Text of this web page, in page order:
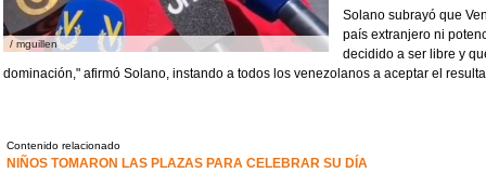
/ mguillen
Solano subrayó que
país extranjero ni
decidido a ser libre y
dominación," afirmó Solano, instando a todos los venezolanos a aceptar el
Contenido relacionado
NIÑOS TOMARON LAS PLAZAS PARA CELEBRAR SU DÍA